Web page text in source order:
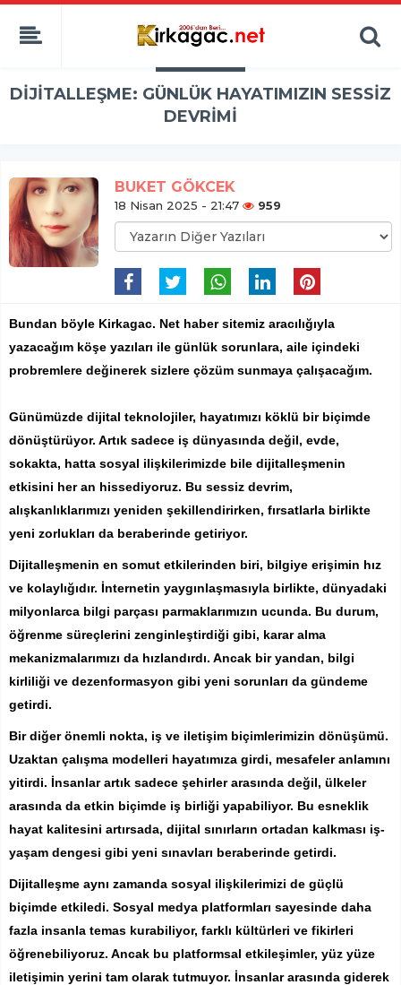
DİJİTALLEŞME: GÜNLÜK HAYATIMIZIN SESSİZ
DEVRİMİ
BUKET GÖKCEK
18 Nisan 2025 - 21:47 959
Bundan böyle Kirkagac. Net haber sitemiz aracılığıyla
yazacağım köşe yazıları ile günlük sorunlara, aile içindeki
probremlere değinerek sizlere çözüm sunmaya çalışacağım.
Günümüzde dijital teknolojiler, hayatımızı köklü bir biçimde
dönüştürüyor. Artık sadece iş dünyasında değil, evde,
sokakta, hatta sosyal ilişkilerimizde bile dijitalleşmenin
etkisini her an hissediyoruz. Bu sessiz devrim,
alışkanlıklarımızı yeniden şekillendirirken, fırsatlarla birlikte
yeni zorlukları da beraberinde getiriyor.
Dijitalleşmenin en somut etkilerinden biri, bilgiye erişimin hız
ve kolaylığıdır. İnternetin yaygınlaşmasıyla birlikte, dünyadaki
milyonlarca bilgi parçası parmaklarımızın ucunda. Bu durum,
öğrenme süreçlerini zenginleştirdiği gibi, karar alma
mekanizmalarımızı da hızlandırdı. Ancak bir yandan, bilgi
kirliliği ve dezenformasyon gibi yeni sorunları da gündeme
getirdi.
Bir diğer önemli nokta, iş ve iletişim biçimlerimizin dönüşümü.
Uzaktan çalışma modelleri hayatımıza girdi, mesafeler anlamını
yitirdi. İnsanlar artık sadece şehirler arasında değil, ülkeler
arasında da etkin biçimde iş birliği yapabiliyor. Bu esneklik
hayat kalitesini artırsada, dijital sınırların ortadan kalkması iş-
yaşam dengesi gibi yeni sınavları beraberinde getirdi.
Dijitalleşme aynı zamanda sosyal ilişkilerimizi de güçlü
biçimde etkiledi. Sosyal medya platformları sayesinde daha
fazla insanla temas kurabiliyor, farklı kültürleri ve fikirleri
öğrenebiliyoruz. Ancak bu platformsal etkileşimler, yüz yüze
iletişimin yerini tam olarak tutmuyor. İnsanlar arasında giderek